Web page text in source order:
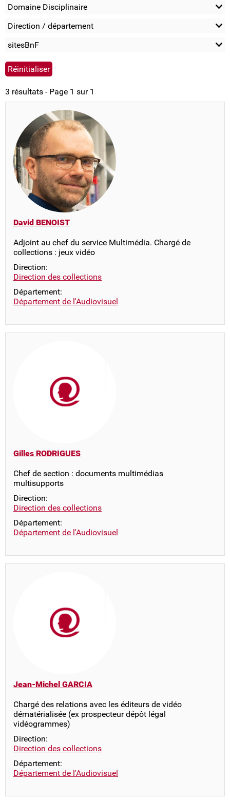
Domaine Disciplinaire
Direction / département
sitesBnF
3 résultats - Page 1 sur 1
David BENOIST
Adjoint au chef du service Multimédia. Chargé de
collections : jeux vidéo
Direction:
Direction des collections
Département:
Département de l'Audiovisuel
Gilles RODRIGUES
Chef de section : documents multimédias
multisupports
Direction:
Direction des collections
Département:
Département de l'Audiovisuel
Jean-Michel GARCIA
Chargé des relations avec les éditeurs de vidéo
dématérialisée (ex prospecteur dépôt légal
vidéogrammes)
Direction:
Direction des collections
Département:
Département de l'Audiovisuel